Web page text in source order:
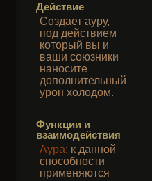
Действие
Создает ауру,
под действием
который вы и
ваши союзники
наносите
дополнительный
урон холодом.
Функции и
взаимодействия
Аура: к данной
способности
применяются